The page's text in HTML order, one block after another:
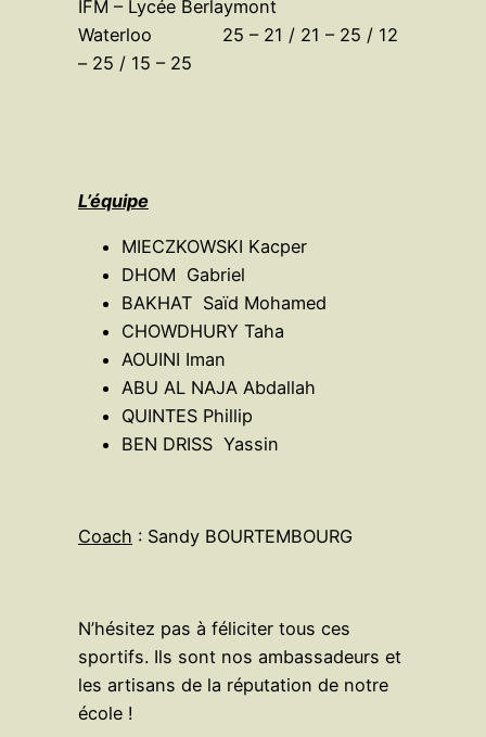
IFM – Lycée Berlaymont
Waterloo 25 – 21 / 21 – 25 / 12
– 25 / 15 – 25
L’équipe
MIECZKOWSKI Kacper
DHOM Gabriel
BAKHAT Saïd Mohamed
CHOWDHURY Taha
AOUINI Iman
ABU AL NAJA Abdallah
QUINTES Phillip
BEN DRISS Yassin
Coach : Sandy BOURTEMBOURG
N’hésitez pas à féliciter tous ces
sportifs. Ils sont nos ambassadeurs et
les artisans de la réputation de notre
école !